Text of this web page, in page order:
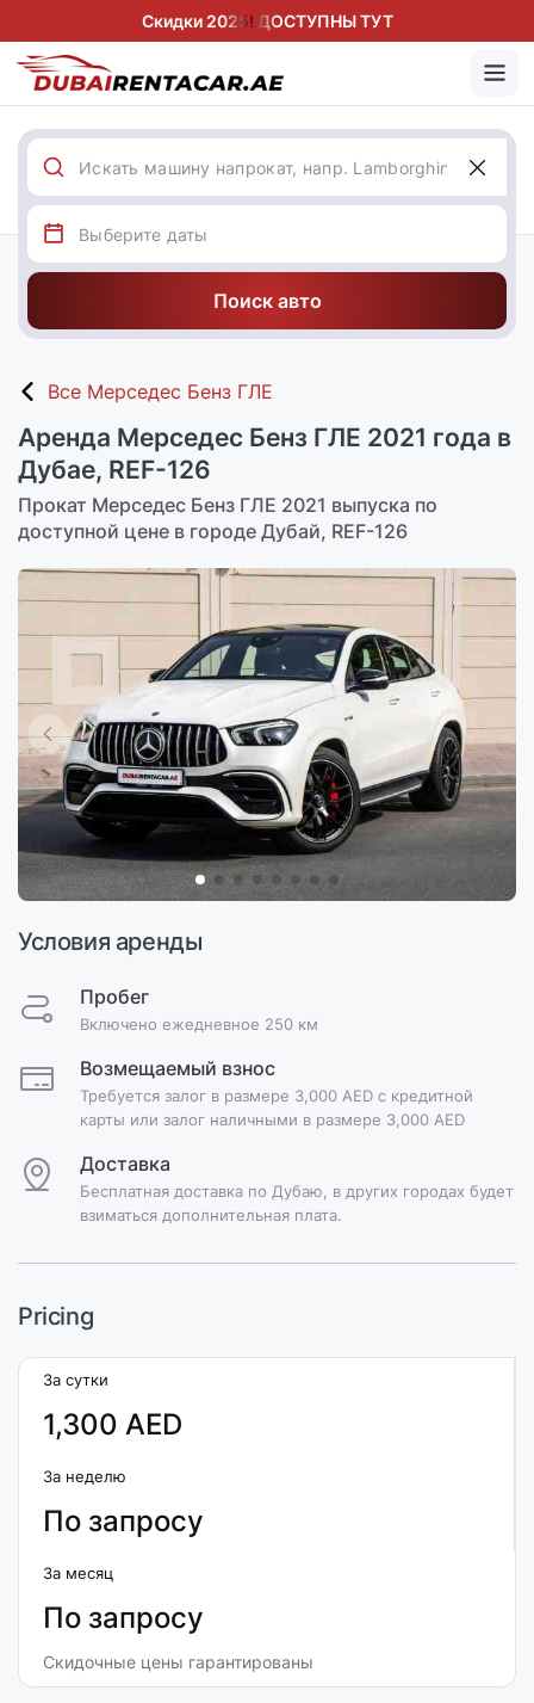
Скидки 2025! ДОСТУПНЫ ТУТ
Поиск авто
Все Мерседес Бенз ГЛЕ
Аренда Мерседес Бенз ГЛЕ 2021 года в
Дубае, REF-126
Прокат Мерседес Бенз ГЛЕ 2021 выпуска по
доступной цене в городе Дубай, REF-126
Условия аренды
Пробег
Включено ежедневное 250 км
Возмещаемый взнос
Требуется залог в размере 3,000 AED с кредитной
карты или залог наличными в размере 3,000 AED
Доставка
Бесплатная доставка по Дубаю, в других городах будет
взиматься дополнительная плата.
Pricing
За сутки
1,300 AED
За неделю
По запросу
За месяц
По запросу
Скидочные цены гарантированы